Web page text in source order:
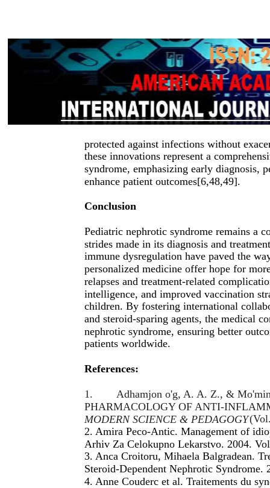
protected against infections without
these innovations represent a
syndrome, emphasizing early diagnosis,
enhance patient outcomes[6,48,49].
Conclusion
Pediatric nephrotic syndrome remains a
strides made in its diagnosis and
immune dysregulation have paved the
personalized medicine offer hope for
relapses and treatment-related
intelligence, and improved vaccination
children. By fostering international
and steroid-sparing agents, the medical
nephrotic syndrome, ensuring better
patients worldwide.
References:
1.
Adhamjon o'g, A. A. Z., &
PHARMACOLOGY OF ANTI-
MODERN SCIENCE & PEDAGOGY
2. Amira Peco-Antic. Management of
Arhiv Za Celokupno Lekarstvo. 2004.
3. Anca Croitoru, Mihaela Balgradean.
Steroid-Dependent Nephrotic
4. Anne Couderc et al. Traitements du